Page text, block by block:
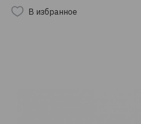
В избранное